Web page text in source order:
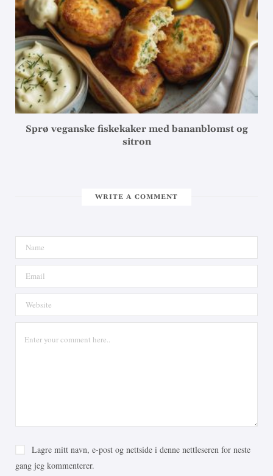
Sprø veganske fiskekaker med bananblomst og
sitron
WRITE A COMMENT
Lagre mitt navn, e-post og nettside i denne nettleseren for neste
gang jeg kommenterer.